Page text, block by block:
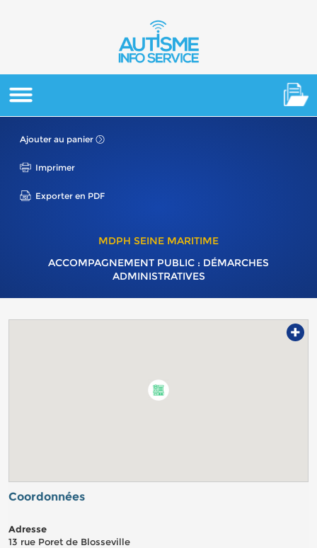
Ajouter au panier
Imprimer
Exporter en PDF
MDPH SEINE MARITIME
ACCOMPAGNEMENT PUBLIC : DÉMARCHES
ADMINISTRATIVES
+
Coordonnées
Adresse
13 rue Poret de Blosseville